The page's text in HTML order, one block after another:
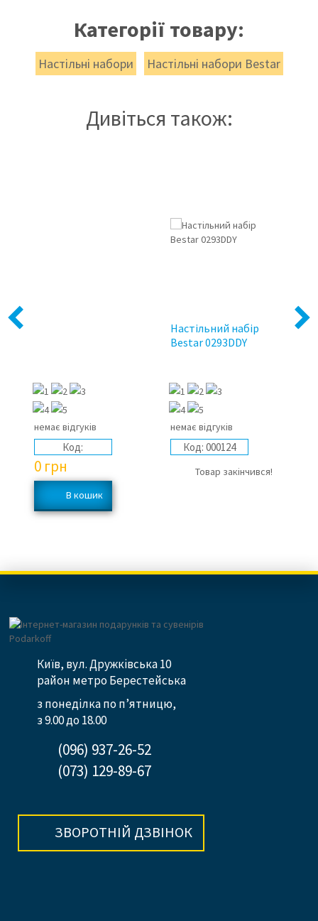
Категорії товару:
Настільні набори Настільні набори Bestar
Дивіться також:
Previous
немає відгуків
Код:
0 грн
Настільний набір
Bestar 0293DDY
немає відгуків
Код: 000124
Товар закінчився!
Next
Київ, вул. Дружківська 10
район метро Берестейська
з понеділка по п’ятницю,
з 9.00 до 18.00
(096) 937-26-52
(073) 129-89-67
ЗВОРОТНІЙ ДЗВІНОК